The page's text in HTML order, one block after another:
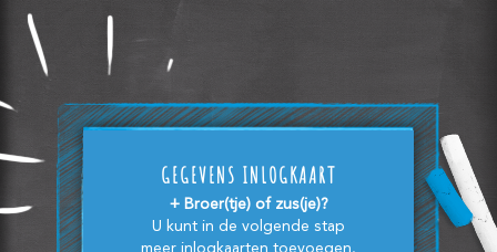
GEGEVENS INLOGKAART
+ Broer(tje) of zus(je)?
U kunt in de volgende stap